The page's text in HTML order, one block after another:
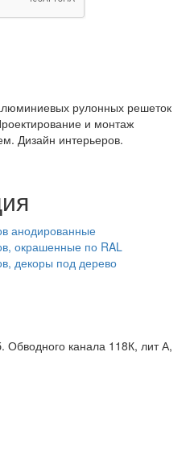
рулонных решеток
и монтаж
Дизайн интерьеров.
анодированные
окрашенные по RAL
декоры под дерево
Обводного канала 118К, лит А,